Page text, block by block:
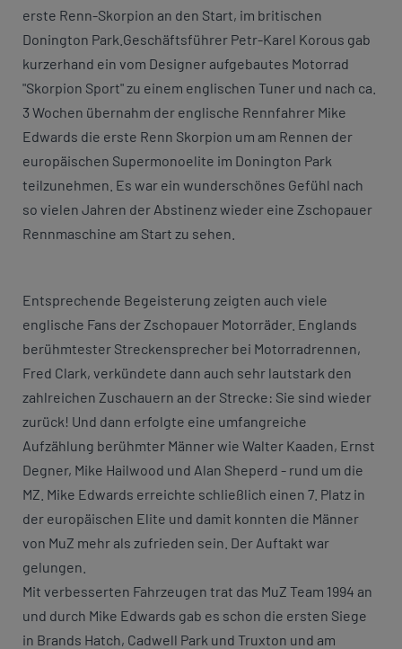
erste Renn-Skorpion an den Start, im britischen
Donington Park.Geschäftsführer Petr-Karel Korous gab
kurzerhand ein vom Designer aufgebautes Motorrad
"Skorpion Sport" zu einem englischen Tuner und nach ca.
3 Wochen übernahm der englische Rennfahrer Mike
Edwards die erste Renn Skorpion um am Rennen der
europäischen Supermonoelite im Donington Park
teilzunehmen. Es war ein wunderschönes Gefühl nach
so vielen Jahren der Abstinenz wieder eine Zschopauer
Rennmaschine am Start zu sehen.
Entsprechende Begeisterung zeigten auch viele
englische Fans der Zschopauer Motorräder. Englands
berühmtester Streckensprecher bei Motorradrennen,
Fred Clark, verkündete dann auch sehr lautstark den
zahlreichen Zuschauern an der Strecke: Sie sind wieder
zurück! Und dann erfolgte eine umfangreiche
Aufzählung berühmter Männer wie Walter Kaaden, Ernst
Degner, Mike Hailwood und Alan Sheperd - rund um die
MZ. Mike Edwards erreichte schließlich einen 7. Platz in
der europäischen Elite und damit konnten die Männer
von MuZ mehr als zufrieden sein. Der Auftakt war
gelungen.
Mit verbesserten Fahrzeugen trat das MuZ Team 1994 an
und durch Mike Edwards gab es schon die ersten Siege
in Brands Hatch, Cadwell Park und Truxton und am